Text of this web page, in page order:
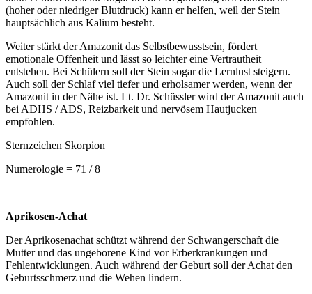
(hoher oder niedriger Blutdruck) kann er helfen, weil der Stein
hauptsächlich aus Kalium besteht.
Weiter stärkt der Amazonit das Selbstbewusstsein, fördert
emotionale Offenheit und lässt so leichter eine Vertrautheit
entstehen. Bei Schülern soll der Stein sogar die Lernlust steigern.
Auch soll der Schlaf viel tiefer und erholsamer werden, wenn der
Amazonit in der Nähe ist. Lt. Dr. Schüssler wird der Amazonit auch
bei ADHS / ADS, Reizbarkeit und nervösem Hautjucken
empfohlen.
Sternzeichen Skorpion
Numerologie = 71 / 8
Aprikosen-Achat
Der Aprikosenachat schützt während der Schwangerschaft die
Mutter und das ungeborene Kind vor Erberkrankungen und
Fehlentwicklungen. Auch während der Geburt soll der Achat den
Geburtsschmerz und die Wehen lindern.